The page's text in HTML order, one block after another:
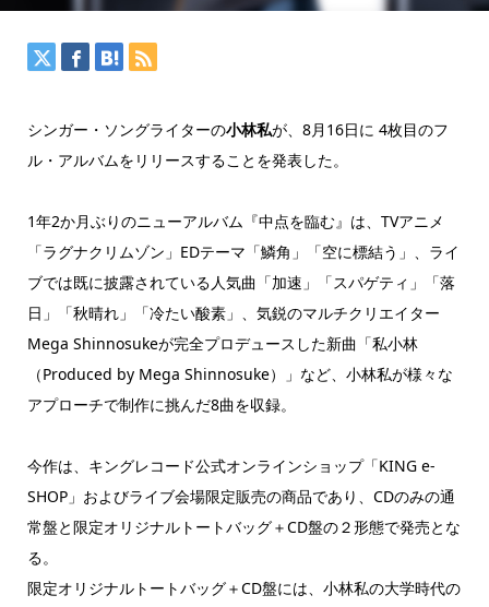
シンガー・ソングライターの小林私が、8月16日に 4枚目のフ
ル・アルバムをリリースすることを発表した。
1年2か月ぶりのニューアルバム『中点を臨む』は、TVアニメ
「ラグナクリムゾン」EDテーマ「鱗角」「空に標結う」、ライ
ブでは既に披露されている人気曲「加速」「スパゲティ」「落
日」「秋晴れ」「冷たい酸素」、気鋭のマルチクリエイター
Mega Shinnosukeが完全プロデュースした新曲「私小林
（Produced by Mega Shinnosuke）」など、小林私が様々な
アプローチで制作に挑んだ8曲を収録。
今作は、キングレコード公式オンラインショップ「KING e-
SHOP」およびライブ会場限定販売の商品であり、CDのみの通
常盤と限定オリジナルトートバッグ＋CD盤の２形態で発売とな
る。
限定オリジナルトートバッグ＋CD盤には、小林私の大学時代の